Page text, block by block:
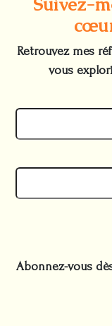
Retrouvez mes
vous
Abonnez-vous